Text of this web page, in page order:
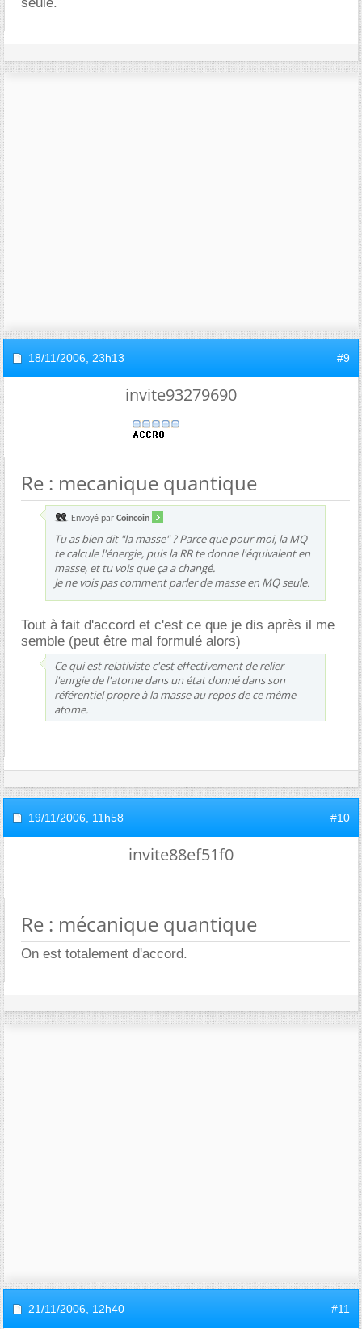
18/11/2006, 23h13 #9
invite93279690
Re : mecanique quantique
Envoyé par Coincoin
Tu as bien dit "la masse" ? Parce que pour moi, la MQ
te calcule l'énergie, puis la RR te donne l'équivalent en
masse, et tu vois que ça a changé.
Je ne vois pas comment parler de masse en MQ seule.
Tout à fait d'accord et c'est ce que je dis après il me
semble (peut être mal formulé alors)
Ce qui est relativiste c'est effectivement de relier
l'enrgie de l'atome dans un état donné dans son
référentiel propre à la masse au repos de ce même
atome.
19/11/2006, 11h58 #10
invite88ef51f0
Re : mécanique quantique
On est totalement d'accord.
21/11/2006, 12h40 #11